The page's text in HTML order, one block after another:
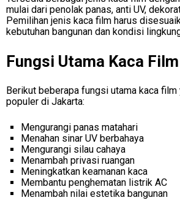
mulai dari penolak panas, anti UV,
Pemilihan jenis kaca film harus
kebutuhan bangunan dan kondisi
Fungsi Utama Kaca Film
Berikut beberapa fungsi utama kaca film
populer di Jakarta:
Mengurangi panas matahari
Menahan sinar UV berbahaya
Mengurangi silau cahaya
Menambah privasi ruangan
Meningkatkan keamanan kaca
Membantu penghematan listrik AC
Menambah nilai estetika bangunan